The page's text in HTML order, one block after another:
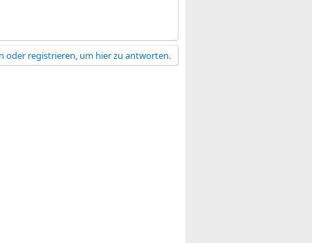
oder registrieren, um hier zu antworten.